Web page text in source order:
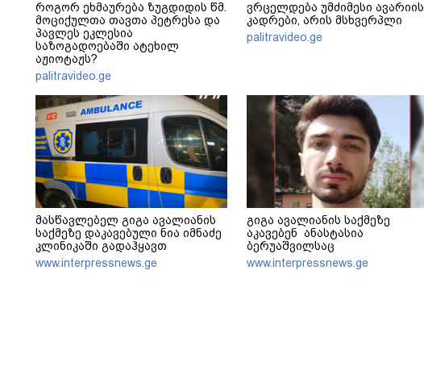
როგორ ეხმაურება ზუგდიდის წმ.
მოციქულთა თავთა პეტრესა და
პავლეს ეკლესია
საზოგადოებაში ატეხილ
აჟიოტაჟს?
palitravideo.ge
ვრცელდება უმძიმესი ავარიის
კადრები, არის მსხვერპლი
palitravideo.ge
მასწავლებელ გიგა ავალიანის
საქმეზე დაკავებული ნია იმნაძე
კლინიკაში გადაჰყავთ
www.interpressnews.ge
გიგა ავალიანის საქმეზე
აკავებენ ანასტასია
ბერუაშვილსაც
www.interpressnews.ge